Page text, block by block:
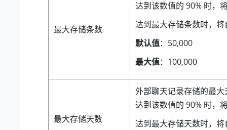
最大存储条数
达到该数值的 90% 时，
达到最大存储条数时，
默认值：50,000
最大值：100,000
最大存储天数
外部聊天记录存储的最大
达到该数值的 90% 时，
达到最大存储天数时，